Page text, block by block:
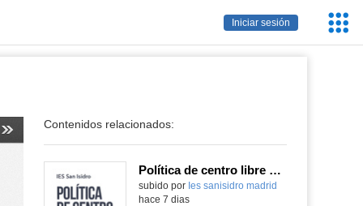
Iniciar sesión
Contenidos relacionados:
Política de centro libre de móviles
subido por Ies sanisidro madrid
hace 7 dias